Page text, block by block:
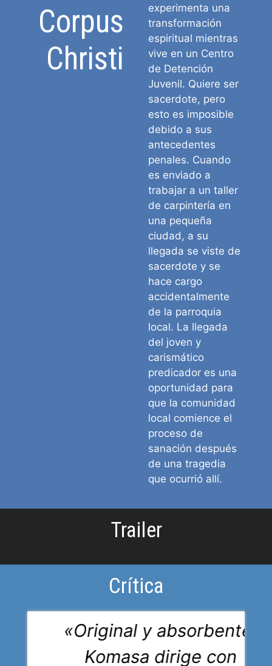
Corpus
Christi
experimenta una
transformación
espiritual mientras
vive en un Centro
de Detención
Juvenil. Quiere ser
sacerdote, pero
esto es imposible
debido a sus
antecedentes
penales. Cuando
es enviado a
trabajar a un taller
de carpintería en
una pequeña
ciudad, a su
llegada se viste de
sacerdote y se
hace cargo
accidentalmente
de la parroquia
local. La llegada
del joven y
carismático
predicador es una
oportunidad para
que la comunidad
local comience el
proceso de
sanación después
de una tragedia
que ocurrió allí.
Trailer
Crítica
«Original y absorbente.
Komasa dirige con